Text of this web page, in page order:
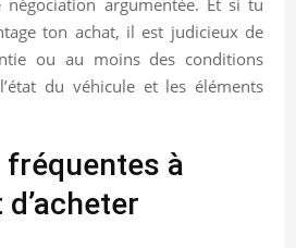
ton achat, il est judicieux de
ou au moins des conditions
du véhicule et les éléments
à